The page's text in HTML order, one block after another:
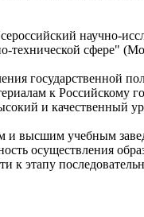
научно-
технической сфере"
государственной
к Российскому
и качественный
высшим учебным
осуществления
к этапу